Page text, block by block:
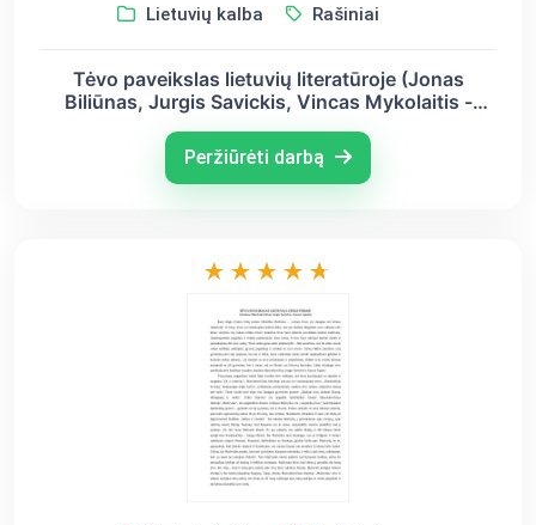
Lietuvių kalba Rašiniai
Tėvo paveikslas lietuvių literatūroje (Jonas
Biliūnas, Jurgis Savickis, Vincas Mykolaitis -
Peržiūrėti darbą